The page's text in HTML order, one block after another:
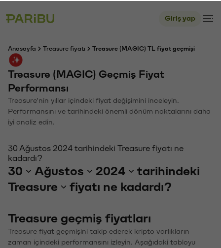
Giriş yap
Anasayfa Treasure fiyatı Treasure (MAGIC) TL fiyat geçmişi
Treasure (MAGIC) Geçmiş Fiyat
Performansı
Treasure'nin yıllar içindeki fiyat değişimini inceleyin.
Performansını ve tarihindeki önemli dönüm noktalarını daha
iyi analiz edin.
30 Ağustos 2024 tarihindeki Treasure fiyatı ne
kadardı?
30 Ağustos 2024
tarihindeki
Treasure
fiyatı ne kadardı?
Treasure geçmiş fiyatları
Treasure fiyat geçmişini takip ederek kripto varlıkların
zaman içindeki performansını izleyin. Aşağıdaki tabloyu